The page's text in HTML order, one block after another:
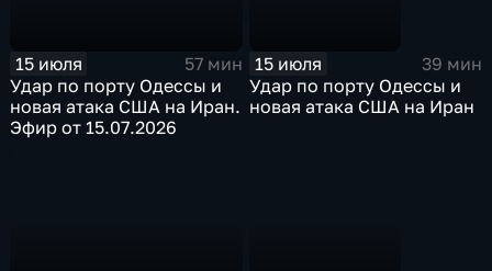
15 июля
57 мин
Удар по порту Одессы и
новая атака США на Иран.
Эфир от 15.07.2026
15 июля
39 мин
Удар по порту Одессы и
новая атака США на Иран